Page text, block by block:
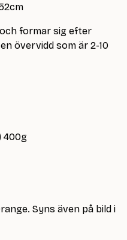
formar sig efter
övervidd som är 2-10
400g
Syns även på bild i